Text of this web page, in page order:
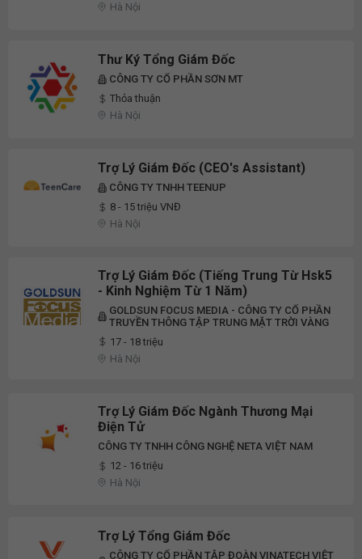
Hà Nội
Thư Ký Tổng Giám Đốc
CÔNG TY CỔ PHẦN SƠN MT
Thỏa thuận
Hà Nội
Trợ Lý Giám Đốc (CEO's Assistant)
CÔNG TY TNHH TEENUP
8 - 15 triệu VNĐ
Hà Nội
Trợ Lý Giám Đốc (Tiếng Trung Từ Hsk5
- Kinh Nghiệm Từ 1 Năm)
GOLDSUN FOCUS MEDIA - CÔNG TY CỔ PHẦN
TRUYỀN THÔNG TẬP TRUNG MẶT TRỜI VÀNG
17 - 18 triệu
Hà Nội
Trợ Lý Giám Đốc Ngành Thương Mại
Điện Tử
CÔNG TY TNHH CÔNG NGHỆ NETA VIỆT NAM
12 - 16 triệu
Hà Nội
Trợ Lý Tổng Giám Đốc
CÔNG TY CỔ PHẦN TẬP ĐOÀN VINATECH VIỆT